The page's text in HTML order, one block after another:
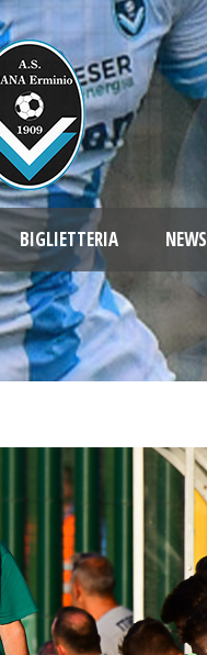
BIGLIETTERIA NEWS